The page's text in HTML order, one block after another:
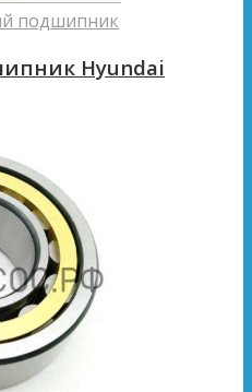
подшипник
Hyundai